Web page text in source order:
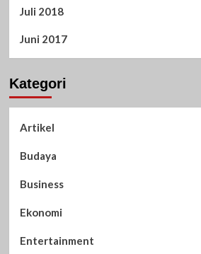
Juli 2018
Juni 2017
Kategori
Artikel
Budaya
Business
Ekonomi
Entertainment